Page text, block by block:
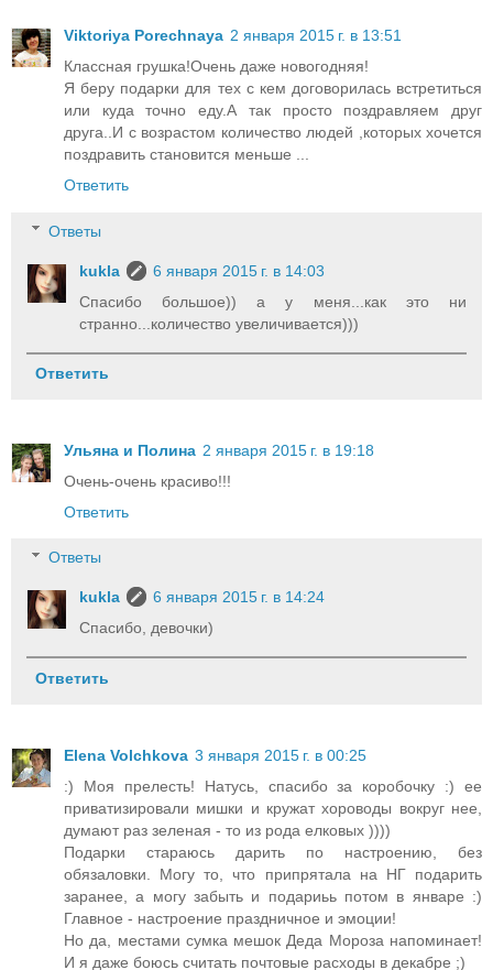
Viktoriya Porechnaya 2 января 2015 г. в 13:51
Классная грушка!Очень даже новогодняя!
Я беру подарки для тех с кем договорилась встретиться
или куда точно еду.А так просто поздравляем друг
друга..И с возрастом количество людей ,которых хочется
поздравить становится меньше ...
Ответить
Ответы
kukla
6 января 2015 г. в 14:03
Спасибо большое)) а у меня...как это ни
странно...количество увеличивается)))
Ответить
Ульяна и Полина 2 января 2015 г. в 19:18
Очень-очень красиво!!!
Ответить
Ответы
kukla
6 января 2015 г. в 14:24
Спасибо, девочки)
Ответить
Elena Volchkova 3 января 2015 г. в 00:25
:) Моя прелесть! Натусь, спасибо за коробочку :) ее
приватизировали мишки и кружат хороводы вокруг нее,
думают раз зеленая - то из рода елковых ))))
Подарки стараюсь дарить по настроению, без
обязаловки. Могу то, что припрятала на НГ подарить
заранее, а могу забыть и подариьь потом в январе :)
Главное - настроение праздничное и эмоции!
Но да, местами сумка мешок Деда Мороза напоминает!
И я даже боюсь считать почтовые расходы в декабре ;)